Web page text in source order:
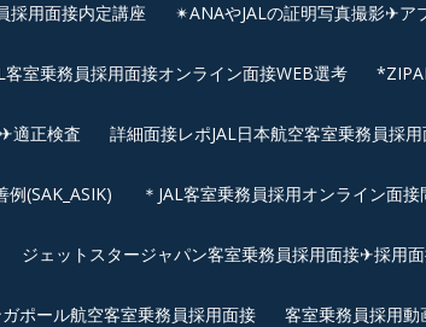
採用面接内定講座 ✴︎ANAやJALの証明写真撮影✈︎ア
客室乗務員採用面接オンライン面接WEB選考
適正検査 詳細面接レポJAL日本航空客室乗務員採
(SAK_ASIK) ＊JAL客室乗務員採用オンライン面接
ジェットスタージャパン客室乗務員採用面接✈採用
ポール航空客室乗務員採用面接 客室乗務員採用動